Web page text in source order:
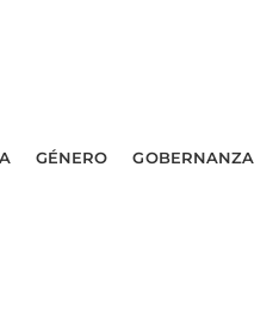
GÉNERO GOBERNANZA